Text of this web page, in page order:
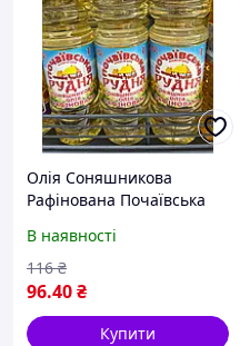
Олія Соняшникова
Рафінована Почаївська
В наявності
96.40₴
116 ₴
Купити